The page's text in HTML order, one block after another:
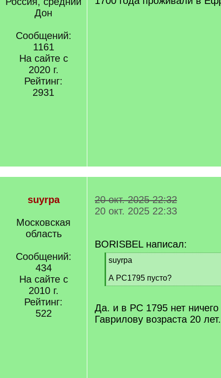
Дон
Сообщений:
1161
На сайте с
2020 г.
Рейтинг:
2931
suyrpa
Московская
область
Сообщений:
434
На сайте с
2010 г.
Рейтинг:
522
20 окт. 2025 22:32
20 окт. 2025 22:33
BORISBEL написал:
[
]
suyrpa
А РС1795 пусто?
[
]
Да. и в РС 1795 нет
Гаврилову возраста 20 лет.